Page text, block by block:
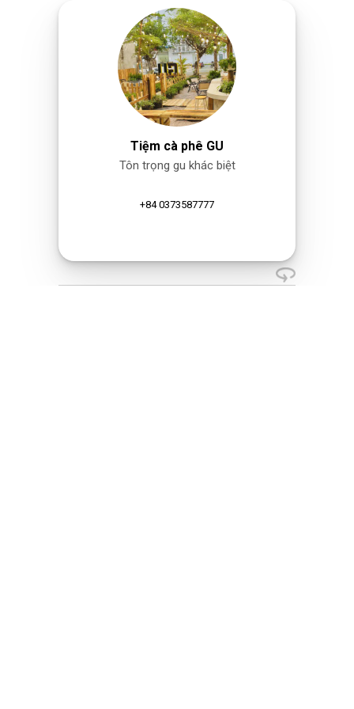
Tiệm cà phê GU
Tôn trọng gu khác biệt
+84 0373587777